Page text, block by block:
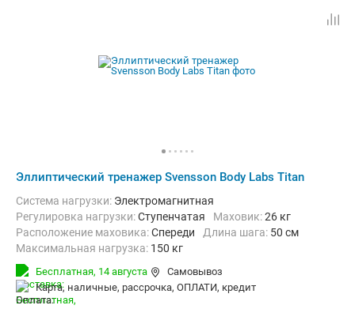
Эллиптический тренажер Svensson Body Labs Titan
Система нагрузки: Электромагнитная
Регулировка нагрузки:Ступенчатая Маховик:26 кг
Расположение маховика:Спереди Длина шага: 50 см
Максимальная нагрузка: 150 кг
Бесплатная, 14 августа
Самовывоз
карта, наличные, рассрочка, ОПЛАТИ, кредит